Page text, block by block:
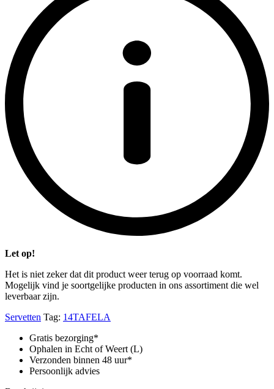
Let op!
Het is niet zeker dat dit product weer terug op voorraad komt.
Mogelijk vind je soortgelijke producten in ons assortiment die wel
leverbaar zijn.
Servetten Tag: 14TAFELA
Gratis bezorging*
Ophalen in Echt of Weert (L)
Verzonden binnen 48 uur*
Persoonlijk advies